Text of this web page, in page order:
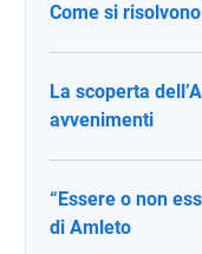
Come si
La scoperta
avvenimenti
“Essere o non
di Amleto